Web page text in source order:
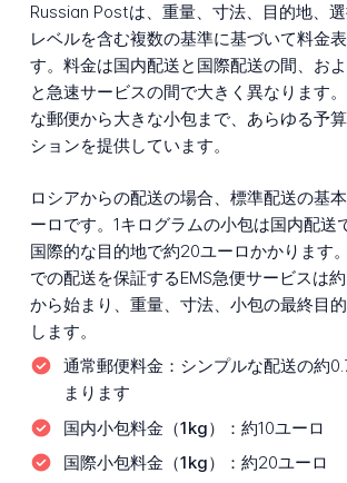
Russian Postは、重量、寸法、目的地、
レベルを含む複数の基準に基づいて料金
す。料金は国内配送と国際配送の間、お
と急速サービスの間で大きく異なります
な郵便から大きな小包まで、あらゆる予
ションを提供しています。
ロシアからの配送の場合、標準配送の基
ーロです。1キログラムの小包は国内配送
国際的な目的地で約20ユーロかかります
での配送を保証するEMS急便サービスは
から始まり、重量、寸法、小包の最終目
します。
通常郵便料金： シンプルな配送の約
まります
国内小包料金（1kg）： 約10ユーロ
国際小包料金（1kg）： 約20ユーロ